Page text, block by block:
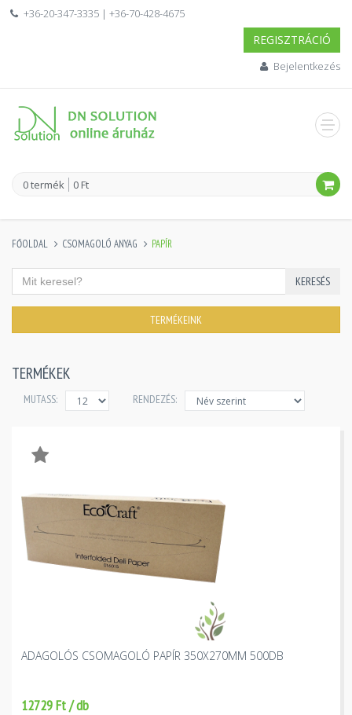
+36-20-347-3335 | +36-70-428-4675
REGISZTRÁCIÓ
Bejelentkezés
0 termék 0 Ft
FŐOLDAL CSOMAGOLÓ ANYAG PAPÍR
KERESÉS
TERMÉKEINK
TERMÉKEK
MUTASS: RENDEZÉS:
ADAGOLÓS CSOMAGOLÓ PAPÍR 350X270MM 500DB
12729 Ft / db